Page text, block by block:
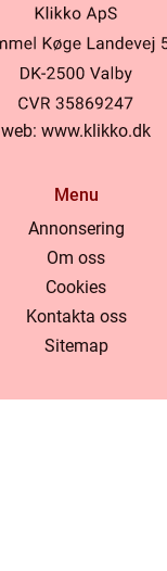
web: www.klikko.dk
Menu
Annonsering
Om oss
Cookies
Kontakta oss
Sitemap